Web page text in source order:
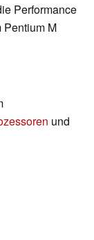
Performance
Pentium M
und